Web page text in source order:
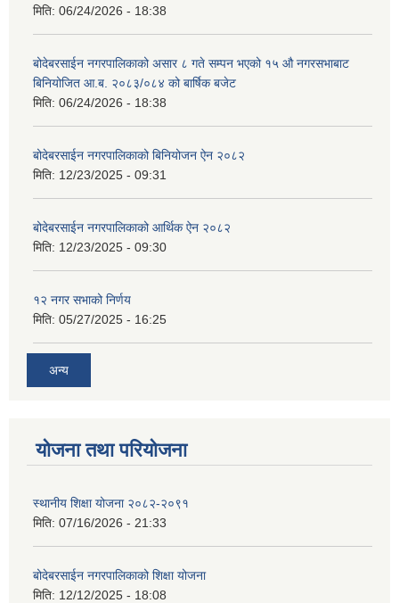
मिति: 06/24/2026 - 18:38
बोदेबरसाईन नगरपालिकाको असार ८ गते सम्पन भएको १५ ‍‍‍औ नगरसभाबाट
बिनियोजित आ.ब. २०८३/०८४ को बार्षिक बजेट
मिति: 06/24/2026 - 18:38
बोदेबरसाईन नगरपालिकाको बिनियोजन ऐन २०८२
मिति: 12/23/2025 - 09:31
बोदेबरसाईन नगरपालिकाको आर्थिक ऐन २०८२
मिति: 12/23/2025 - 09:30
१२ नगर सभाको निर्णय
मिति: 05/27/2025 - 16:25
अन्य
योजना तथा परियोजना
स्थानीय शिक्षा योजना २०८२-२०९१
मिति: 07/16/2026 - 21:33
बोदेबरसाईन नगरपालिकाको शिक्षा योजना
मिति: 12/12/2025 - 18:08